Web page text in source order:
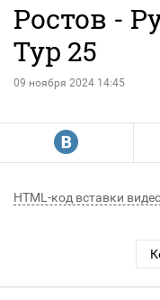
Ростов -
Тур 25
09 ноября 2024 14:45
R
HTML-код вставки